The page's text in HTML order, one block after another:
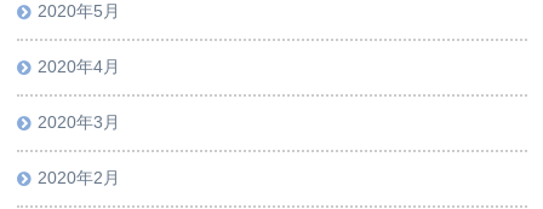
2020年5月
2020年4月
2020年3月
2020年2月